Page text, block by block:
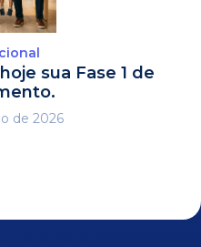
sua Fase 1 de
de 2026